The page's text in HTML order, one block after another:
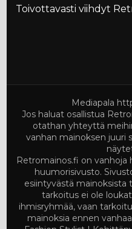
Toivottavasti viihdyt
Mediapala
Jos haluat osallistua
otathan yhteyttä
vanhan mainoksen juuri
Retromainos.fi on vanhoja
huumorisivusto.
esiintyvästä mainoksista
tarkoitus ei ole
ihmisryhmää, vaan
mainoksia ennen